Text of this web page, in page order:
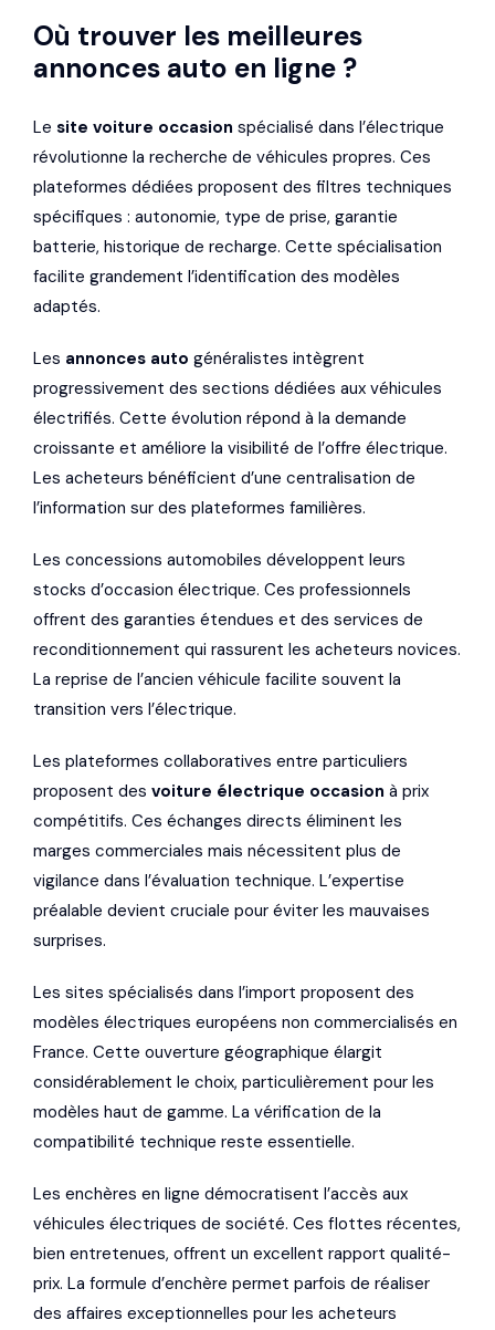
Où trouver les meilleures
annonces auto en ligne ?
Le site voiture occasion spécialisé dans l’électrique
révolutionne la recherche de véhicules propres. Ces
plateformes dédiées proposent des filtres techniques
spécifiques : autonomie, type de prise, garantie
batterie, historique de recharge. Cette spécialisation
facilite grandement l’identification des modèles
adaptés.
Les annonces auto généralistes intègrent
progressivement des sections dédiées aux véhicules
électrifiés. Cette évolution répond à la demande
croissante et améliore la visibilité de l’offre électrique.
Les acheteurs bénéficient d’une centralisation de
l’information sur des plateformes familières.
Les concessions automobiles développent leurs
stocks d’occasion électrique. Ces professionnels
offrent des garanties étendues et des services de
reconditionnement qui rassurent les acheteurs novices.
La reprise de l’ancien véhicule facilite souvent la
transition vers l’électrique.
Les plateformes collaboratives entre particuliers
proposent des voiture électrique occasion à prix
compétitifs. Ces échanges directs éliminent les
marges commerciales mais nécessitent plus de
vigilance dans l’évaluation technique. L’expertise
préalable devient cruciale pour éviter les mauvaises
surprises.
Les sites spécialisés dans l’import proposent des
modèles électriques européens non commercialisés en
France. Cette ouverture géographique élargit
considérablement le choix, particulièrement pour les
modèles haut de gamme. La vérification de la
compatibilité technique reste essentielle.
Les enchères en ligne démocratisent l’accès aux
véhicules électriques de société. Ces flottes récentes,
bien entretenues, offrent un excellent rapport qualité-
prix. La formule d’enchère permet parfois de réaliser
des affaires exceptionnelles pour les acheteurs